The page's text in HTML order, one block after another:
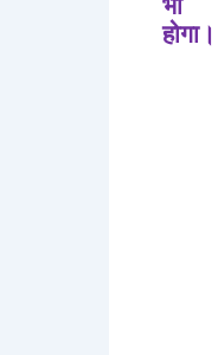
होगा।